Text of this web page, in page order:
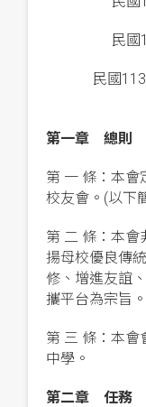
民國
民國
第一章 總則
第 一 條：本會
校友會。(以下
第 二 條：本會
揚母校優良傳
修、增進友誼
攜平台為宗旨。
第 三 條：本會
中學。
第二章 任務